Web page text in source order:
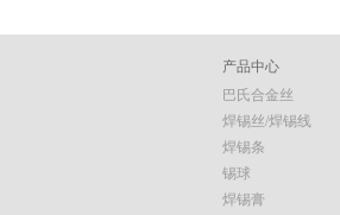
产品中心
巴氏合金丝
焊锡丝/焊锡线
焊锡条
锡球
焊锡膏